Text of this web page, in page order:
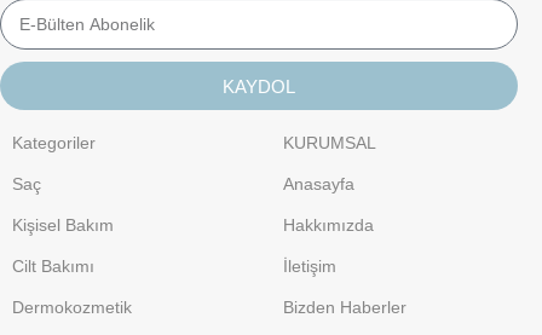
KAYDOL
Kategoriler
Saç
Kişisel Bakım
Cilt Bakımı
Dermokozmetik
KURUMSAL
Anasayfa
Hakkımızda
İletişim
Bizden Haberler